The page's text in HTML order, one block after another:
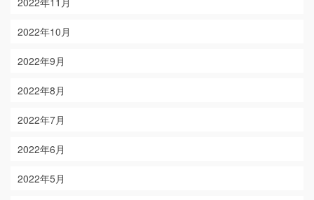
2022年10月
2022年9月
2022年8月
2022年7月
2022年6月
2022年5月